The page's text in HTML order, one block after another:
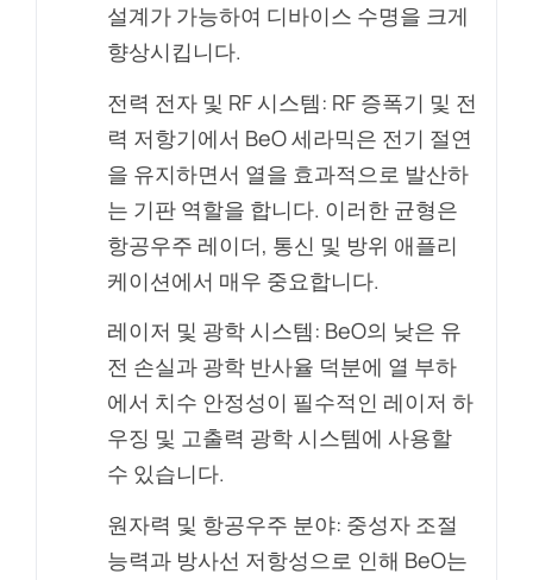
설계가 가능하여 디바이스 수명을 크게
향상시킵니다.
전력 전자 및 RF 시스템: RF 증폭기 및 전
력 저항기에서 BeO 세라믹은 전기 절연
을 유지하면서 열을 효과적으로 발산하
는 기판 역할을 합니다. 이러한 균형은
항공우주 레이더, 통신 및 방위 애플리
케이션에서 매우 중요합니다.
레이저 및 광학 시스템: BeO의 낮은 유
전 손실과 광학 반사율 덕분에 열 부하
에서 치수 안정성이 필수적인 레이저 하
우징 및 고출력 광학 시스템에 사용할
수 있습니다.
원자력 및 항공우주 분야: 중성자 조절
능력과 방사선 저항성으로 인해 BeO는